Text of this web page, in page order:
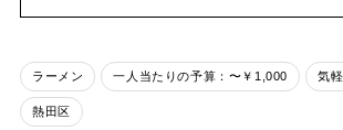
ラーメン 一人当たりの予算：〜￥1,000 気
熱田区